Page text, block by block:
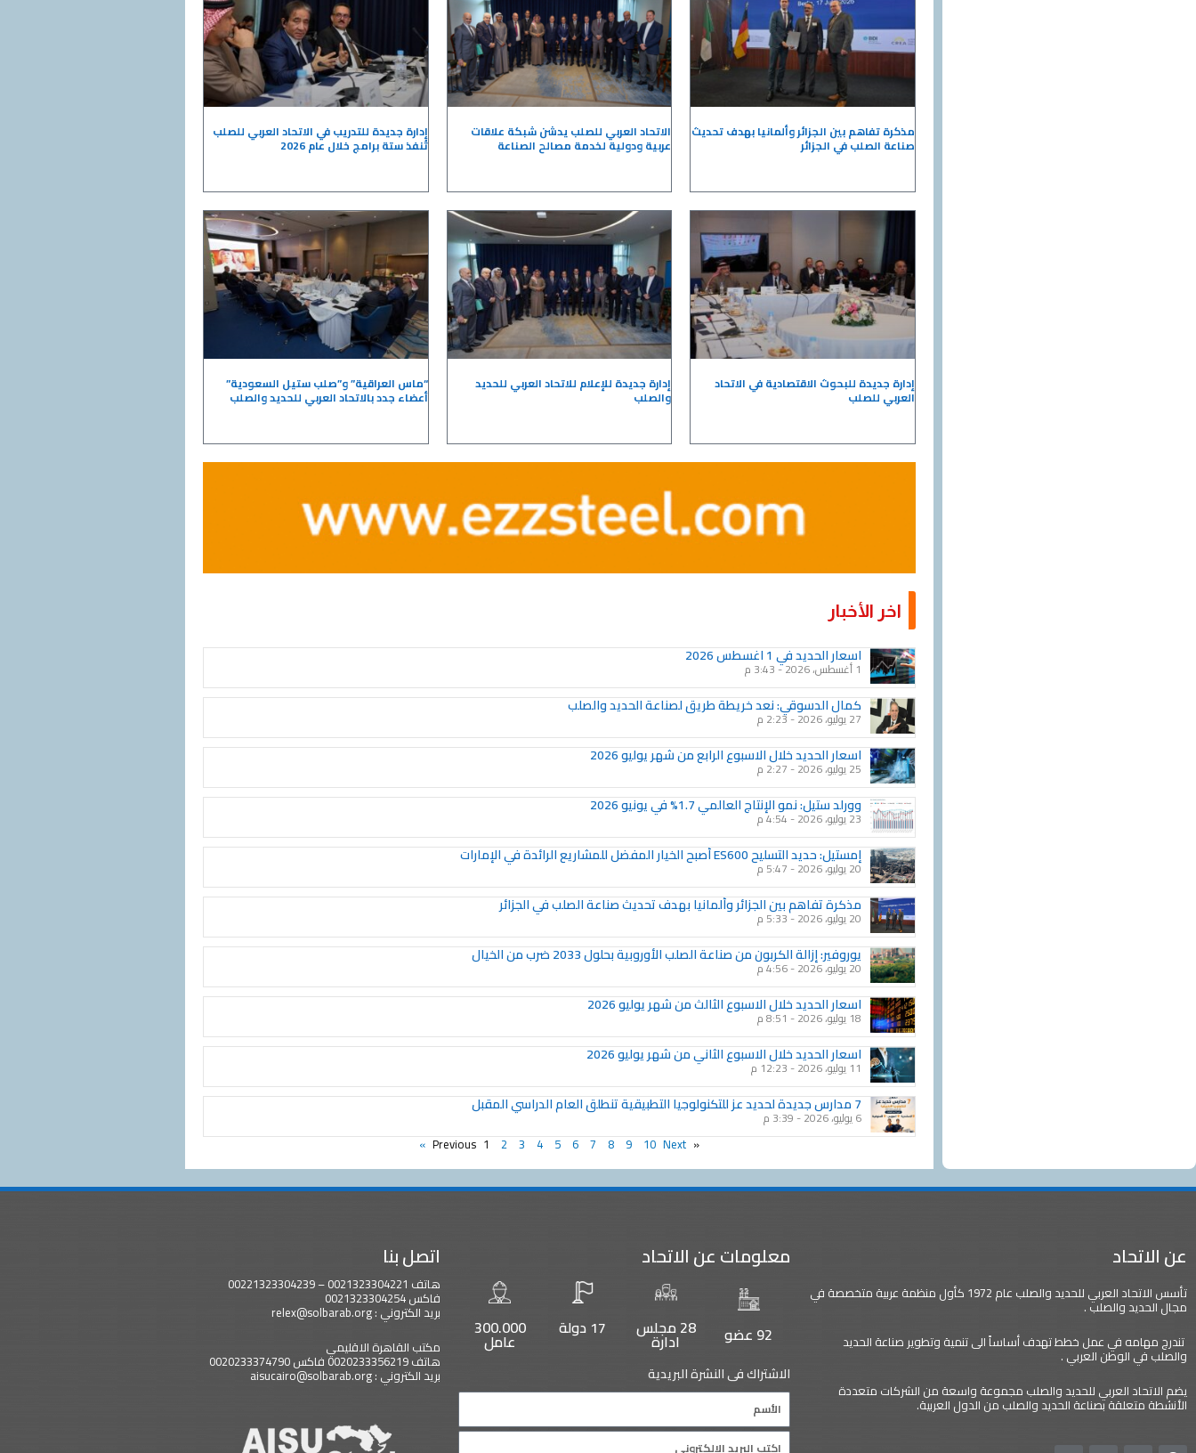
مذكرة تفاهم بين الجزائر وألمانيا بهدف تحديث
صناعة الصلب في الجزائر
الاتحاد العربي للصلب يدشن شبكة علاقات
عربية ودولية لخدمة مصالح الصناعة
إدارة جديدة للتدريب في الاتحاد العربي للصلب
تُنفذ ستة برامج خلال عام 2026
إدارة جديدة للبحوث الاقتصادية في الاتحاد
العربي للصلب
إدارة جديدة للإعلام للاتحاد العربي للحديد
والصلب
“ماس العراقية” و”صلب ستيل السعودية”
أعضاء جدد بالاتحاد العربي للحديد والصلب
اخر الأخبار
اسعار الحديد في 1 اغسطس 2026
1 أغسطس، 2026
كمال الدسوقي: نعد خريطة طريق لصناعة الحديد والصلب
27 يوليو، 2026 2:23 م
اسعار الحديد خلال الاسبوع الرابع من شهر يوليو 2026
25 يوليو، 2026
وورلد ستيل: نمو الإنتاج العالمي 1.7% في يونيو 2026
23 يوليو، 2026
إمستيل: حديد التسليح ES600 أصبح الخيار المفضل للمشاريع الرائدة في الإمارات
20 يوليو، 2026
مذكرة تفاهم بين الجزائر وألمانيا بهدف تحديث صناعة الصلب في الجزائر
20 يوليو، 2026 5:33 م
يوروفير: إزالة الكربون من صناعة الصلب الأوروبية بحلول 2033 ضرب من الخيال
20 يوليو، 2026
اسعار الحديد خلال الاسبوع الثالث من شهر يوليو 2026
18 يوليو، 2026
اسعار الحديد خلال الاسبوع الثاني من شهر يوليو 2026
11 يوليو، 2026
7 مدارس جديدة لحديد عز للتكنولوجيا التطبيقية تنطلق العام الدراسي المقبل
6 يوليو، 2026 3:39 م
« Previous
Page
1
Page
2
Page
3
Page
4
Page
5
Page
6
Page
7
Page
8
Page
9
Page
10 Next »
عن الاتحاد
تأسس الاتحاد العربي للحديد والصلب عام 1972 كأول منظمة عربية متخصصة في
مجال الحديد والصلب .
تندرج مهامه في عمل خطط تهدف أساساً الى تنمية وتطوير صناعة الحديد
والصلب في الوطن العربي .
يضم الاتحاد العربي للحديد والصلب مجموعة واسعة من الشركات متعددة
الأنشطة متعلقة بصناعة الحديد والصلب من الدول العربية.
معلومات عن الاتحاد
92 عضو 28 مجلس
ادارة
17 دولة 300.000
عامل
الاشتراك فى النشرة البريدية
Name
Email
اتصل بنا
هاتف 0021323304221 – 00221323304239
فاكس 0021323304254
بريد الكتروني : relex@solbarab.org
مكتب القاهرة الاقليمي
هاتف 0020233356219 فاكس 0020233374790
بريد الكتروني : aisucairo@solbarab.org